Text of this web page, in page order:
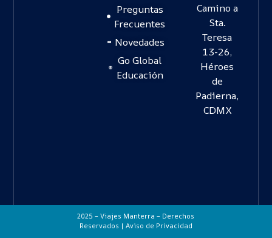
Preguntas
Frecuentes
Novedades
Go Global
Educación
Camino a
Sta.
Teresa
13-26,
Héroes
de
Padierna,
CDMX
2025 – Viajes Manterra – Derechos
Reservados | Aviso de Privacidad